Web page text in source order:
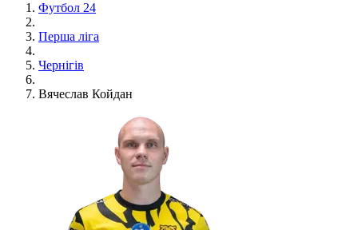
Футбол 24
Перша ліга
Чернігів
Вячеслав Койдан